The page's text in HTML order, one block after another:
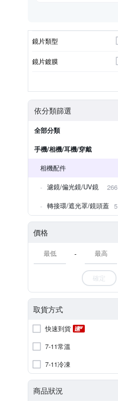
鏡片類型
鏡片鍍膜
依分類篩選
全部分類
手機/相機/耳機/穿戴
相機配件
濾鏡/偏光鏡/UV鏡
266
轉接環/遮光罩/鏡頭蓋 5
價格
-
確定
取貨方式
快速到貨
7-11常溫
7-11冷凍
商品狀況